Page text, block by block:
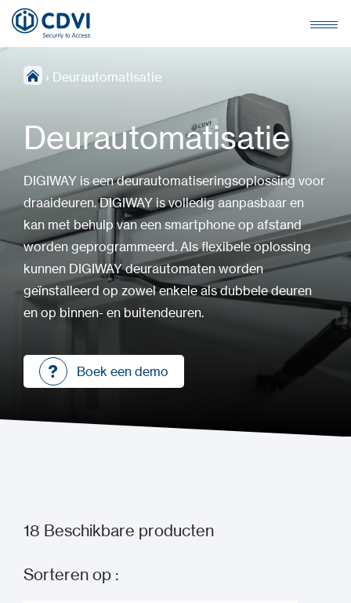
› Deurautomatisatie
Deurautomatisatie
DIGIWAY is een deurautomatiseringsoplossing voor
draaideuren. DIGIWAY is volledig aanpasbaar en
kan met behulp van een smartphone op afstand
worden geprogrammeerd. Als flexibele oplossing
kunnen DIGIWAY deurautomaten worden
geïnstalleerd op zowel enkele als dubbele deuren
en op binnen- en buitendeuren.
Boek een demo
18 Beschikbare producten
Sorteren op :